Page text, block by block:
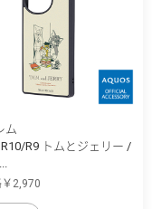
ム
R10/R9 トムとジェリー /
2,970